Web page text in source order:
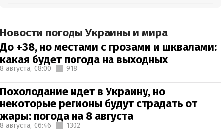
Новости погоды Украины и мира
До +38, но местами с грозами и шквалами:
какая будет погода на выходных
8 августа, 08:00 918
Похолодание идет в Украину, но
некоторые регионы будут страдать от
жары: погода на 8 августа
8 августа, 06:46 1302